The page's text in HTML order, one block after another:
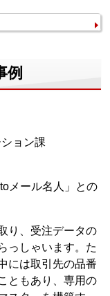
例
ョン課
メール名人」との
り、受注データの
っしゃいます。た
には取引先の品番
ともあり、専用の